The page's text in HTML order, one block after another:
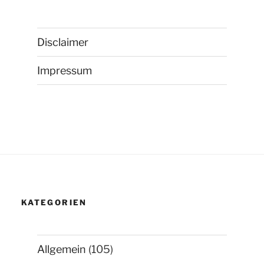
Disclaimer
Impressum
KATEGORIEN
Allgemein (105)